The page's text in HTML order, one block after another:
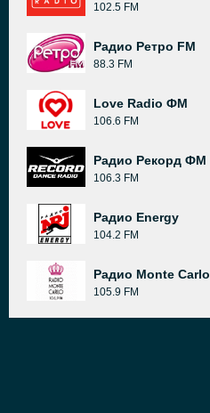
102.5 FM
Радио Ретро FM
88.3 FM
Love Radio ФМ
106.6 FM
Радио Рекорд ФМ
106.3 FM
Радио Energy
104.2 FM
Радио Monte Carlo
105.9 FM